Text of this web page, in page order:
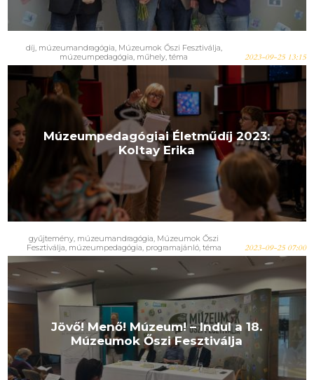
díj, múzeumandragógia, Múzeumok Őszi Fesztiválja,
múzeumpedagógia, műhely, téma 2023-09-25 13:15
Múzeumpedagógiai Életműdíj 2023:
Koltay Erika
gyűjtemény, múzeumandragógia, Múzeumok Őszi
Fesztiválja, múzeumpedagógia, programajánló, téma 2023-09-25 07:00
Jövő! Menő! Múzeum! – Indul a 18.
Múzeumok Őszi Fesztiválja